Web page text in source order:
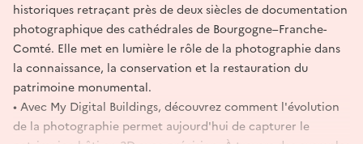
historiques retraçant près de deux siècles de documentation
photographique des cathédrales de Bourgogne–Franche-
Comté. Elle met en lumière le rôle de la photographie dans
la connaissance, la conservation et la restauration du
patrimoine monumental.
• Avec My Digital Buildings, découvrez comment l'évolution
de la photographie permet aujourd'hui de capturer le